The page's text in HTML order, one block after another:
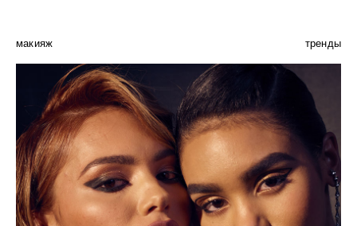
макияж тренды